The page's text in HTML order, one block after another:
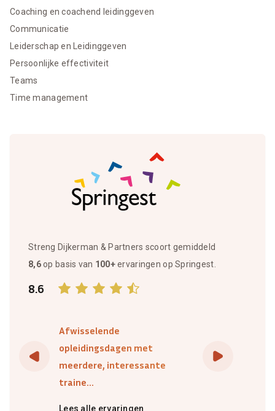
Coaching en coachend leidinggeven
Communicatie
Leiderschap en Leidinggeven
Persoonlijke effectiviteit
Teams
Time management
Streng Dijkerman & Partners scoort gemiddeld
8,6op basis van 100+ervaringen op Springest.
8.6
Afwisselende
opleidingsdagen met
meerdere, interessante
traine...
Lees alle ervaringen